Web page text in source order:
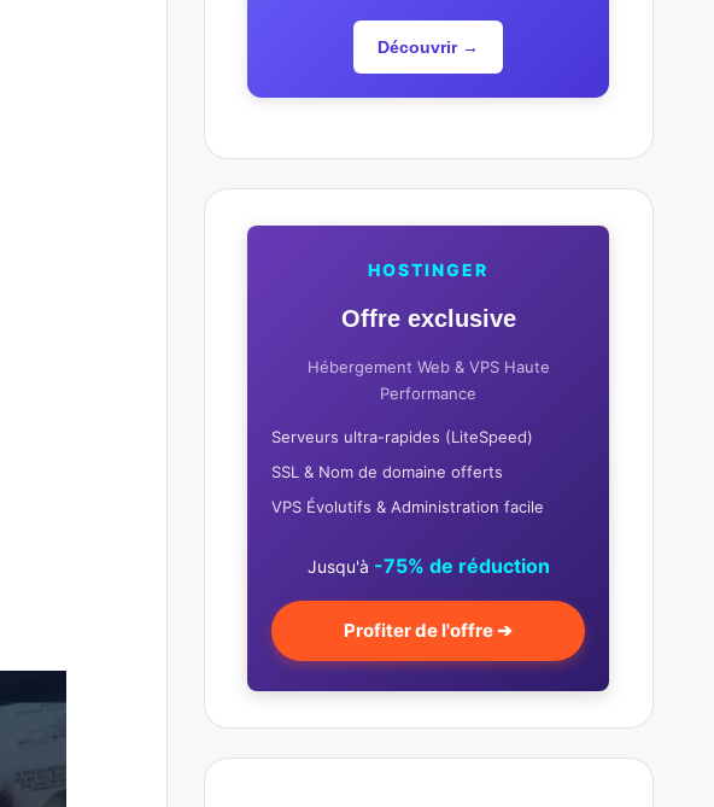
Découvrir →
HOSTINGER
Offre exclusive
Hébergement Web & VPS Haute
Performance
Serveurs ultra-rapides (LiteSpeed)
SSL & Nom de domaine offerts
VPS Évolutifs & Administration facile
Jusqu'à -75% de réduction
Profiter de l'offre ➔